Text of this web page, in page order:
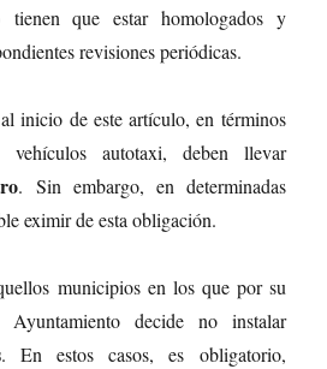
tienen que estar homologados y
revisiones periódicas.
inicio de este artículo, en términos
vehículos autotaxi, deben llevar
. Sin embargo, en determinadas
eximir de esta obligación.
municipios en los que por su
decide no instalar
. En estos casos, es obligatorio,